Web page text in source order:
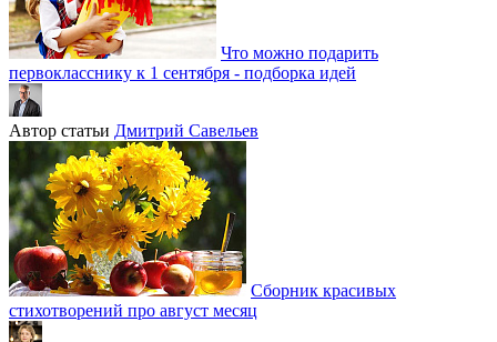
Что можно подарить
первокласснику к 1 сентября - подборка идей
Автор статьи Дмитрий Савельев
Сборник красивых
стихотворений про август месяц